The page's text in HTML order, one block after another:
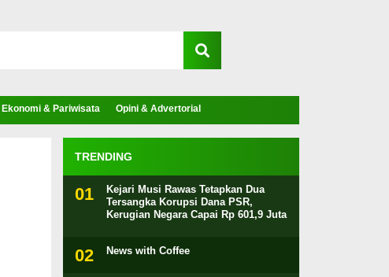
Ekonomi & Pariwisata Opini & Advertorial
TRENDING
Kejari Musi Rawas Tetapkan Dua
Tersangka Korupsi Dana PSR,
Kerugian Negara Capai Rp 601,9 Juta
News with Coffee